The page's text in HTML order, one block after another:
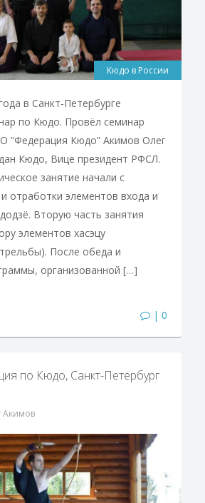
Кюдо в России
в Санкт-Петербурге
по Кюдо. Провёл семинар
“Федерация Кюдо” Акимов Олег
Кюдо, Вице президент РФСЛ.
занятие начали с
отработки элементов входа и
Вторую часть занятия
элементов хасэцу
После обеда и
организованной […]
| 0
по Кюдо, Санкт-Петербург
Акимов